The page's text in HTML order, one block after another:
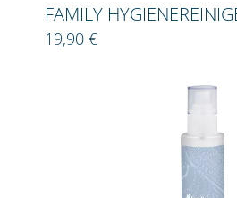
FAMILY
19,90 €